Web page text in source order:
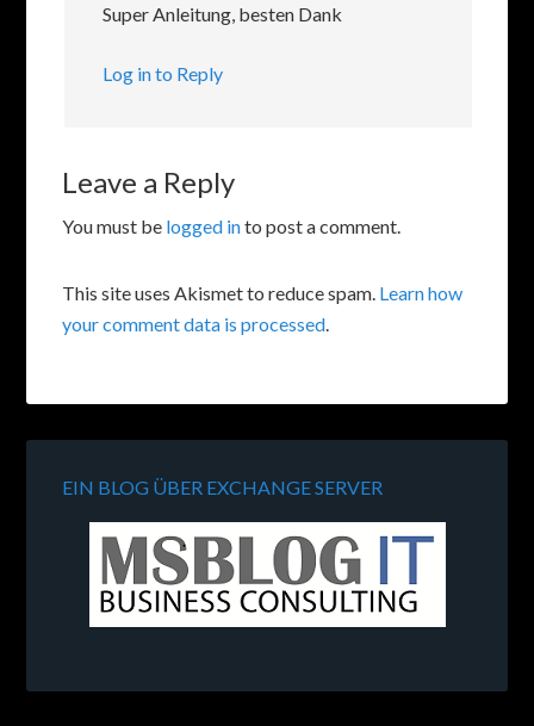
Super Anleitung, besten Dank
Log in to Reply
Leave a Reply
You must be logged into post a comment.
This site uses Akismet to reduce spam. Learn how
your comment data is processed.
EIN BLOG ÜBER EXCHANGE SERVER